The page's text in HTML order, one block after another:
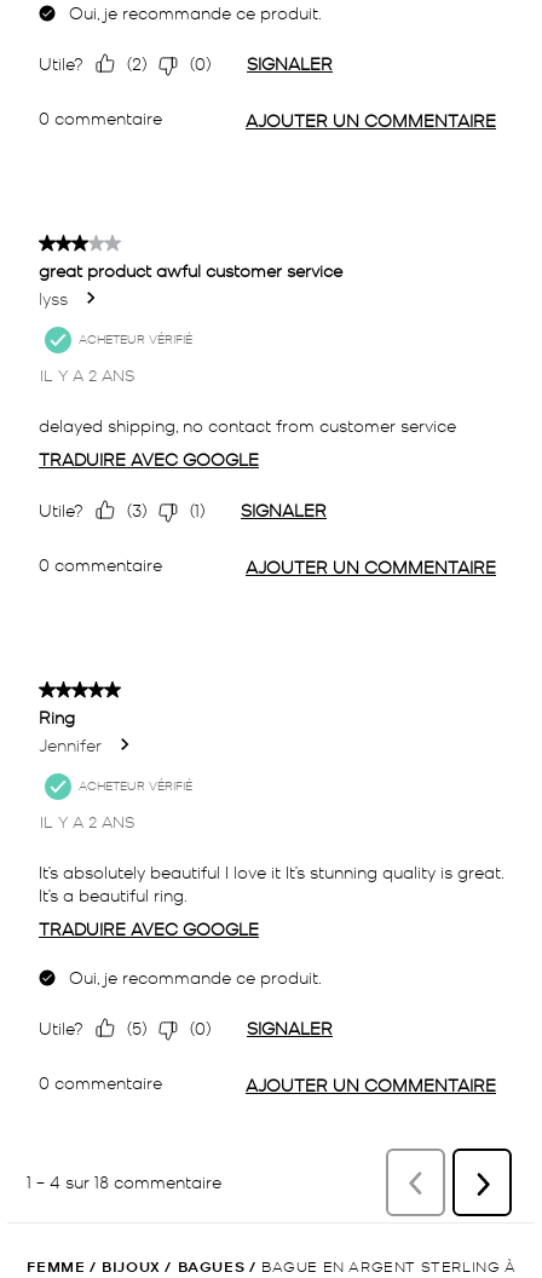
FEMME / BIJOUX / BAGUES / BAGUE EN ARGENT STERLING À